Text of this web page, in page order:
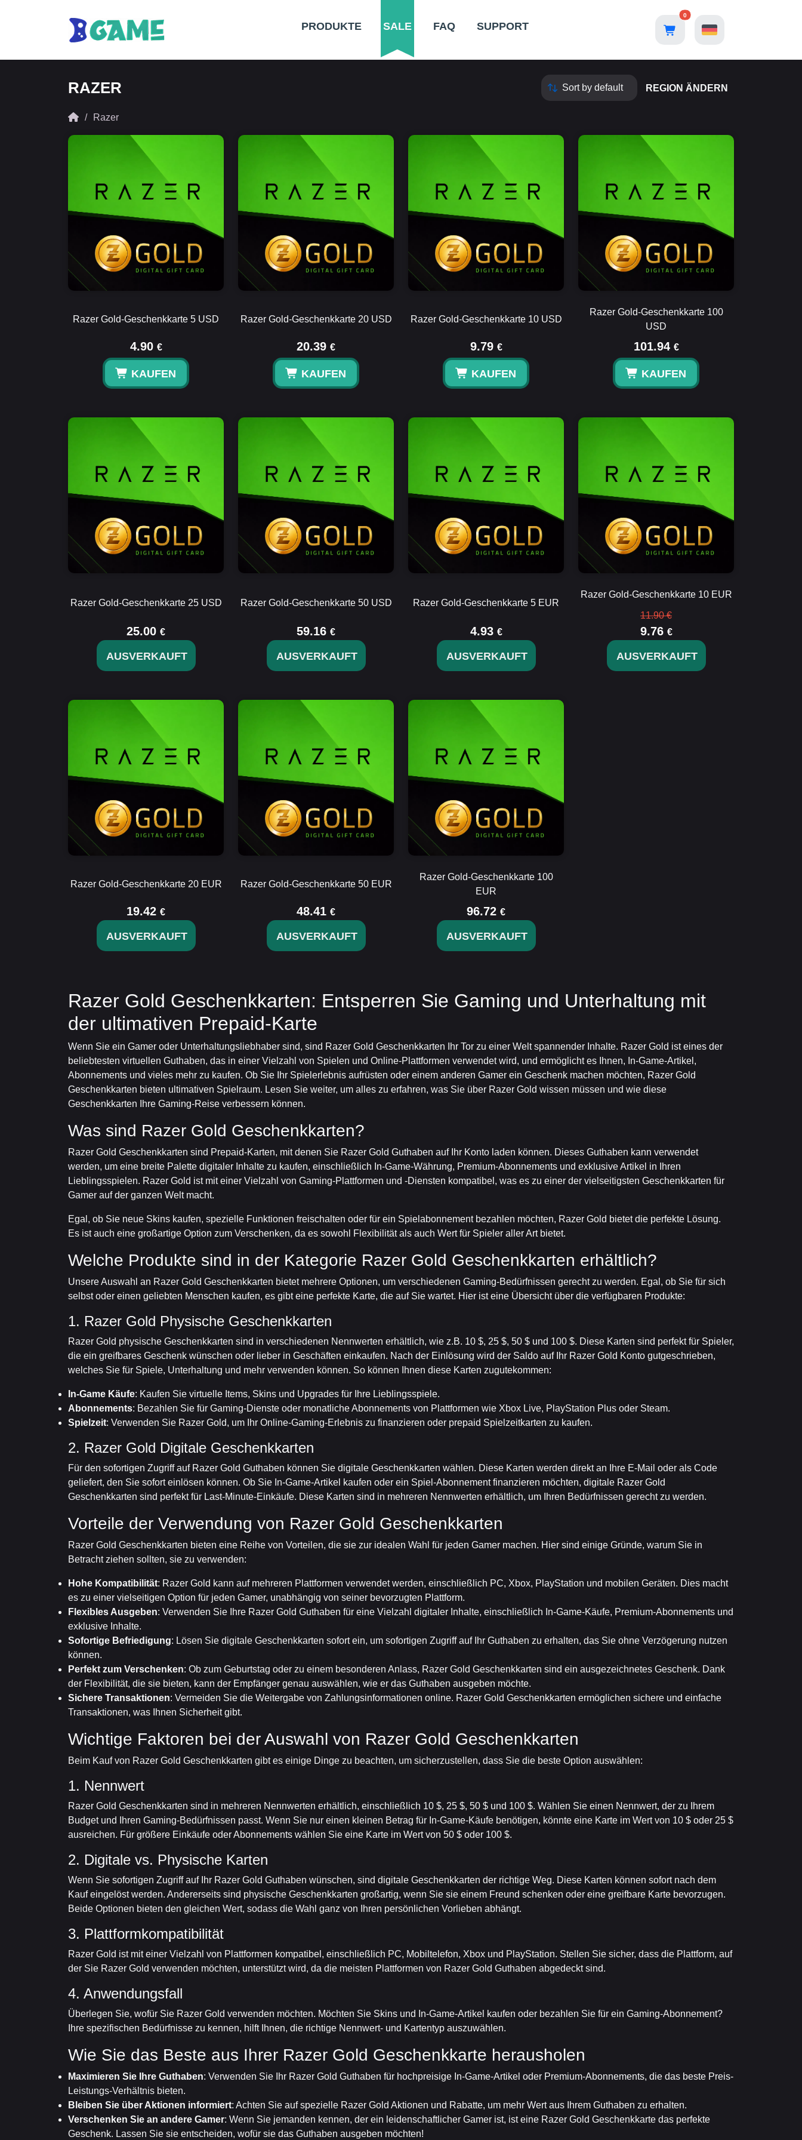
PRODUKTE SALE FAQ SUPPORT
0
RAZER REGION ÄNDERN
Razer
Razer Gold-Geschenkkarte 5 USD
4.90 €
KAUFEN
Razer Gold-Geschenkkarte 20 USD
20.39 €
KAUFEN
Razer Gold-Geschenkkarte 10 USD
9.79 €
KAUFEN
Razer Gold-Geschenkkarte 100
USD
101.94 €
KAUFEN
Razer Gold-Geschenkkarte 25 USD
25.00 €
AUSVERKAUFT
Razer Gold-Geschenkkarte 50 USD
59.16 €
AUSVERKAUFT
Razer Gold-Geschenkkarte 5 EUR
4.93 €
AUSVERKAUFT
Razer Gold-Geschenkkarte 10 EUR
11.90 €
9.76 €
AUSVERKAUFT
Razer Gold-Geschenkkarte 20 EUR
19.42 €
AUSVERKAUFT
Razer Gold-Geschenkkarte 50 EUR
48.41 €
AUSVERKAUFT
Razer Gold-Geschenkkarte 100
EUR
96.72 €
AUSVERKAUFT
Razer Gold Geschenkkarten: Entsperren Sie Gaming und Unterhaltung mit
der ultimativen Prepaid-Karte
Wenn Sie ein Gamer oder Unterhaltungsliebhaber sind, sind Razer Gold Geschenkkarten Ihr Tor zu einer Welt spannender Inhalte. Razer Gold ist eines der
beliebtesten virtuellen Guthaben, das in einer Vielzahl von Spielen und Online-Plattformen verwendet wird, und ermöglicht es Ihnen, In-Game-Artikel,
Abonnements und vieles mehr zu kaufen. Ob Sie Ihr Spielerlebnis aufrüsten oder einem anderen Gamer ein Geschenk machen möchten, Razer Gold
Geschenkkarten bieten ultimativen Spielraum. Lesen Sie weiter, um alles zu erfahren, was Sie über Razer Gold wissen müssen und wie diese
Geschenkkarten Ihre Gaming-Reise verbessern können.
Was sind Razer Gold Geschenkkarten?
Razer Gold Geschenkkarten sind Prepaid-Karten, mit denen Sie Razer Gold Guthaben auf Ihr Konto laden können. Dieses Guthaben kann verwendet
werden, um eine breite Palette digitaler Inhalte zu kaufen, einschließlich In-Game-Währung, Premium-Abonnements und exklusive Artikel in Ihren
Lieblingsspielen. Razer Gold ist mit einer Vielzahl von Gaming-Plattformen und -Diensten kompatibel, was es zu einer der vielseitigsten Geschenkkarten für
Gamer auf der ganzen Welt macht.
Egal, ob Sie neue Skins kaufen, spezielle Funktionen freischalten oder für ein Spielabonnement bezahlen möchten, Razer Gold bietet die perfekte Lösung.
Es ist auch eine großartige Option zum Verschenken, da es sowohl Flexibilität als auch Wert für Spieler aller Art bietet.
Welche Produkte sind in der Kategorie Razer Gold Geschenkkarten erhältlich?
Unsere Auswahl an Razer Gold Geschenkkarten bietet mehrere Optionen, um verschiedenen Gaming-Bedürfnissen gerecht zu werden. Egal, ob Sie für sich
selbst oder einen geliebten Menschen kaufen, es gibt eine perfekte Karte, die auf Sie wartet. Hier ist eine Übersicht über die verfügbaren Produkte:
1. Razer Gold Physische Geschenkkarten
Razer Gold physische Geschenkkarten sind in verschiedenen Nennwerten erhältlich, wie z.B. 10 $, 25 $, 50 $ und 100 $. Diese Karten sind perfekt für Spieler,
die ein greifbares Geschenk wünschen oder lieber in Geschäften einkaufen. Nach der Einlösung wird der Saldo auf Ihr Razer Gold Konto gutgeschrieben,
welches Sie für Spiele, Unterhaltung und mehr verwenden können. So können Ihnen diese Karten zugutekommen:
In-Game Käufe: Kaufen Sie virtuelle Items, Skins und Upgrades für Ihre Lieblingsspiele.
Abonnements: Bezahlen Sie für Gaming-Dienste oder monatliche Abonnements von Plattformen wie Xbox Live, PlayStation Plus oder Steam.
Spielzeit: Verwenden Sie Razer Gold, um Ihr Online-Gaming-Erlebnis zu finanzieren oder prepaid Spielzeitkarten zu kaufen.
2. Razer Gold Digitale Geschenkkarten
Für den sofortigen Zugriff auf Razer Gold Guthaben können Sie digitale Geschenkkarten wählen. Diese Karten werden direkt an Ihre E-Mail oder als Code
geliefert, den Sie sofort einlösen können. Ob Sie In-Game-Artikel kaufen oder ein Spiel-Abonnement finanzieren möchten, digitale Razer Gold
Geschenkkarten sind perfekt für Last-Minute-Einkäufe. Diese Karten sind in mehreren Nennwerten erhältlich, um Ihren Bedürfnissen gerecht zu werden.
Vorteile der Verwendung von Razer Gold Geschenkkarten
Razer Gold Geschenkkarten bieten eine Reihe von Vorteilen, die sie zur idealen Wahl für jeden Gamer machen. Hier sind einige Gründe, warum Sie in
Betracht ziehen sollten, sie zu verwenden:
Hohe Kompatibilität: Razer Gold kann auf mehreren Plattformen verwendet werden, einschließlich PC, Xbox, PlayStation und mobilen Geräten. Dies macht
es zu einer vielseitigen Option für jeden Gamer, unabhängig von seiner bevorzugten Plattform.
Flexibles Ausgeben: Verwenden Sie Ihre Razer Gold Guthaben für eine Vielzahl digitaler Inhalte, einschließlich In-Game-Käufe, Premium-Abonnements und
exklusive Inhalte.
Sofortige Befriedigung: Lösen Sie digitale Geschenkkarten sofort ein, um sofortigen Zugriff auf Ihr Guthaben zu erhalten, das Sie ohne Verzögerung nutzen
können.
Perfekt zum Verschenken: Ob zum Geburtstag oder zu einem besonderen Anlass, Razer Gold Geschenkkarten sind ein ausgezeichnetes Geschenk. Dank
der Flexibilität, die sie bieten, kann der Empfänger genau auswählen, wie er das Guthaben ausgeben möchte.
Sichere Transaktionen: Vermeiden Sie die Weitergabe von Zahlungsinformationen online. Razer Gold Geschenkkarten ermöglichen sichere und einfache
Transaktionen, was Ihnen Sicherheit gibt.
Wichtige Faktoren bei der Auswahl von Razer Gold Geschenkkarten
Beim Kauf von Razer Gold Geschenkkarten gibt es einige Dinge zu beachten, um sicherzustellen, dass Sie die beste Option auswählen:
1. Nennwert
Razer Gold Geschenkkarten sind in mehreren Nennwerten erhältlich, einschließlich 10 $, 25 $, 50 $ und 100 $. Wählen Sie einen Nennwert, der zu Ihrem
Budget und Ihren Gaming-Bedürfnissen passt. Wenn Sie nur einen kleinen Betrag für In-Game-Käufe benötigen, könnte eine Karte im Wert von 10 $ oder 25 $
ausreichen. Für größere Einkäufe oder Abonnements wählen Sie eine Karte im Wert von 50 $ oder 100 $.
2. Digitale vs. Physische Karten
Wenn Sie sofortigen Zugriff auf Ihr Razer Gold Guthaben wünschen, sind digitale Geschenkkarten der richtige Weg. Diese Karten können sofort nach dem
Kauf eingelöst werden. Andererseits sind physische Geschenkkarten großartig, wenn Sie sie einem Freund schenken oder eine greifbare Karte bevorzugen.
Beide Optionen bieten den gleichen Wert, sodass die Wahl ganz von Ihren persönlichen Vorlieben abhängt.
3. Plattformkompatibilität
Razer Gold ist mit einer Vielzahl von Plattformen kompatibel, einschließlich PC, Mobiltelefon, Xbox und PlayStation. Stellen Sie sicher, dass die Plattform, auf
der Sie Razer Gold verwenden möchten, unterstützt wird, da die meisten Plattformen von Razer Gold Guthaben abgedeckt sind.
4. Anwendungsfall
Überlegen Sie, wofür Sie Razer Gold verwenden möchten. Möchten Sie Skins und In-Game-Artikel kaufen oder bezahlen Sie für ein Gaming-Abonnement?
Ihre spezifischen Bedürfnisse zu kennen, hilft Ihnen, die richtige Nennwert- und Kartentyp auszuwählen.
Wie Sie das Beste aus Ihrer Razer Gold Geschenkkarte herausholen
Maximieren Sie Ihre Guthaben: Verwenden Sie Ihr Razer Gold Guthaben für hochpreisige In-Game-Artikel oder Premium-Abonnements, die das beste Preis-
Leistungs-Verhältnis bieten.
Bleiben Sie über Aktionen informiert: Achten Sie auf spezielle Razer Gold Aktionen und Rabatte, um mehr Wert aus Ihrem Guthaben zu erhalten.
Verschenken Sie an andere Gamer: Wenn Sie jemanden kennen, der ein leidenschaftlicher Gamer ist, ist eine Razer Gold Geschenkkarte das perfekte
Geschenk. Lassen Sie sie entscheiden, wofür sie das Guthaben ausgeben möchten!